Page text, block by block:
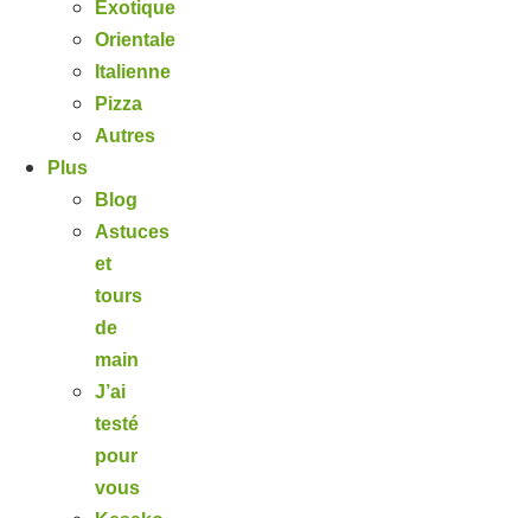
Exotique
Orientale
Italienne
Pizza
Autres
Plus
Blog
Astuces
et
tours
de
main
J’ai
testé
pour
vous